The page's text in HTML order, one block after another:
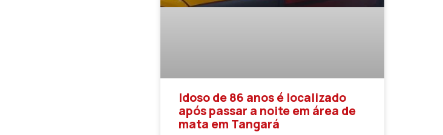
Idoso de 86 anos é localizado
após passar a noite em área de
mata em Tangará